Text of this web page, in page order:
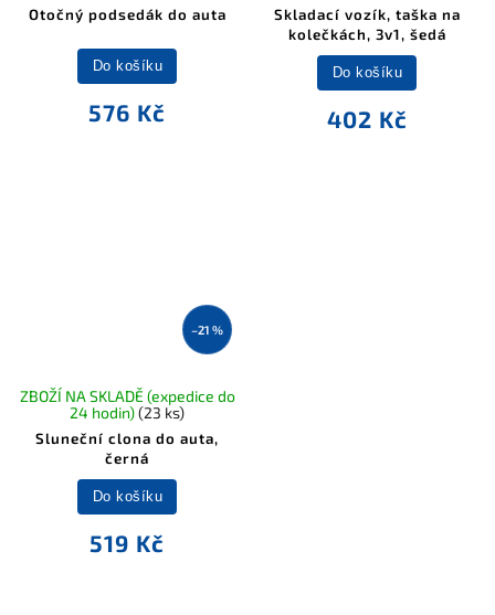
Otočný podsedák do auta
576 Kč
Do košíku
Skladací vozík, taška na
kolečkách, 3v1, šedá
402 Kč
Do košíku
–21 %
Sluneční clona do auta,
černá
ZBOŽÍ NA SKLADĚ (expedice do
24 hodin)(23 ks)
519 Kč
Do košíku